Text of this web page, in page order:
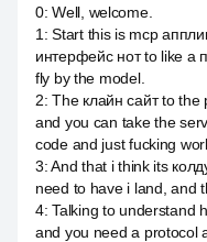
0:Well, welcome.
1 :Start this is mcp
интерфейс нот to like a
fly by the model.
2:The клайн сайт to
and you can take the
code and just fucking
3:And that i think its
need to have i land, and
4:Talking to understand
and you need a protocol